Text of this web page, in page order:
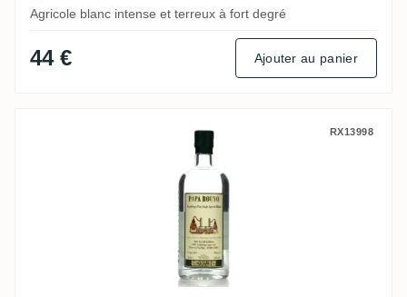
Agricole blanc intense et terreux à fort degré
44 € Ajouter au panier
Habitation Velier Papa Rouyo RX13998